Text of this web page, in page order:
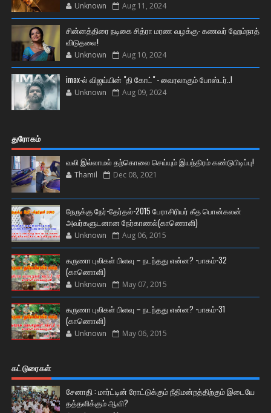
Unknown Aug 11, 2024
சின்னத்திரை நடிகை சித்ரா மரண வழக்கு- கணவர் ஹேம்நாத்
விடுதலை!
Unknown Aug 10, 2024
imax-ல் விஜய்யின் "தி கோட்" - வைரலாகும் போஸ்டர்..!
Unknown Aug 09, 2024
துரோகம்
வலி இல்லாமல் தற்கொலை செய்யும் இயந்திரம் கண்டுபிடிப்பு!
Thamil Dec 08, 2021
நேருக்கு நேர்-தேர்தல்-2015 பேராசிரியர் கீத பொன்கலன்
அவர்களுடனான நேர்காணல்(காணொளி)
Unknown Aug 06, 2015
கருணா புலிகள் பிளவு – நடந்தது என்ன? -பாகம்-32
(காணொளி)
Unknown May 07, 2015
கருணா புலிகள் பிளவு – நடந்தது என்ன? -பாகம்-31
(காணொளி)
Unknown May 06, 2015
கட்டுரைகள்
சேனாதி : மார்ட்டின் ரோட்டுக்கும் நீதிமன்றத்திற்கும் இடையே
தத்தளிக்கும் ஆவி?